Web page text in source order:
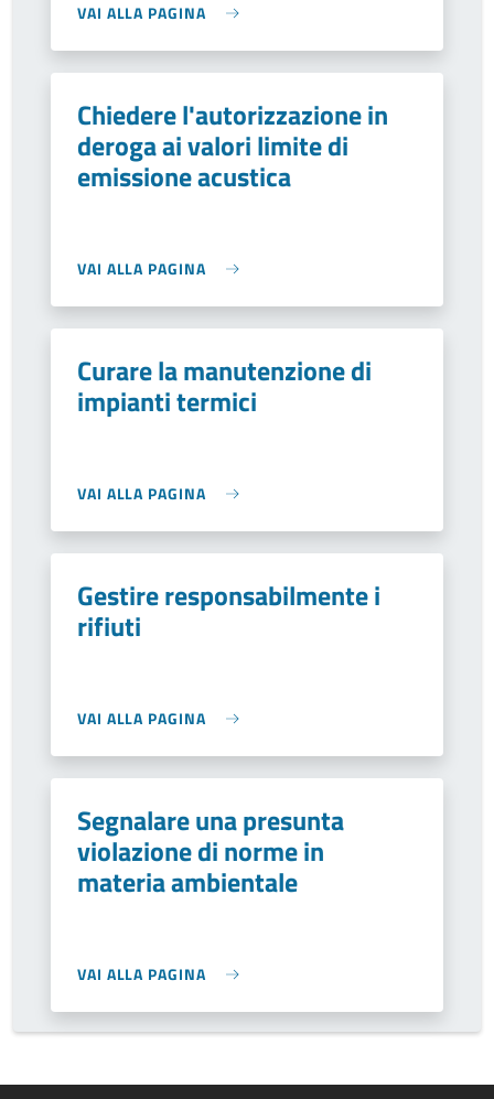
VAI ALLA PAGINA
Chiedere l'autorizzazione in
deroga ai valori limite di
emissione acustica
VAI ALLA PAGINA
Curare la manutenzione di
impianti termici
VAI ALLA PAGINA
Gestire responsabilmente i
rifiuti
VAI ALLA PAGINA
Segnalare una presunta
violazione di norme in
materia ambientale
VAI ALLA PAGINA